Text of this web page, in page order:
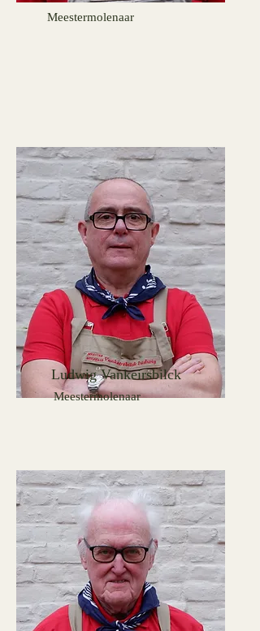
Meestermolenaar
Ludwig Vankeirsbilck
Meestermolenaar